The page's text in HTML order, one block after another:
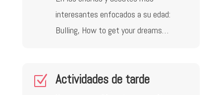
interesantes enfocados a su edad:
Bulling, How to get your dreams…
Z Actividades de tarde